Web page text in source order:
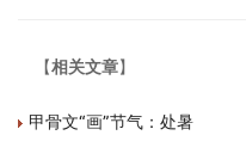
【相关文章】
甲骨文“画”节气：处暑